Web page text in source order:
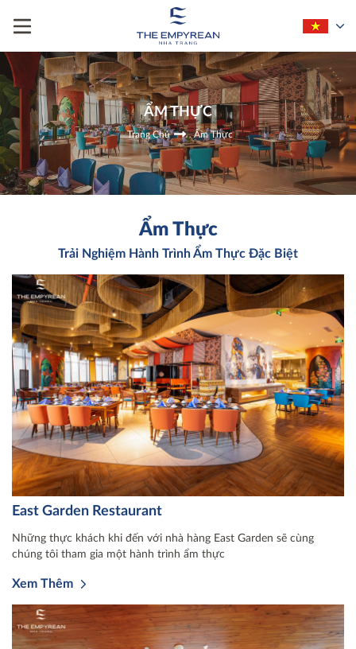
ẨM THỰC
Trang Chủ Ẩm Thực
Ẩm Thực
Trải Nghiệm Hành Trình Ẩm Thực Đặc Biệt
East Garden Restaurant
Những thực khách khi đến với nhà hàng East Garden sẽ cùng
chúng tôi tham gia một hành trình ẩm thực
Xem Thêm